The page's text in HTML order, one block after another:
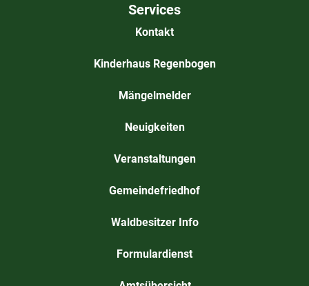
Services
Kontakt
Kinderhaus Regenbogen
Mängelmelder
Neuigkeiten
Veranstaltungen
Gemeindefriedhof
Waldbesitzer Info
Formulardienst